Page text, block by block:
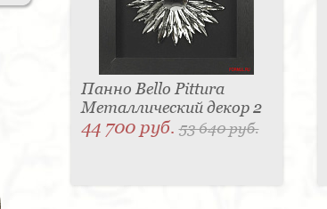
Панно Bello Pittura
Металлический декор 2
44 700 руб.53 640 руб.